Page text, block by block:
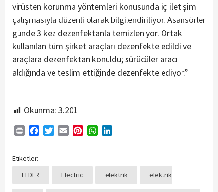
virüsten korunma yöntemleri konusunda iç iletişim
çalışmasıyla düzenli olarak bilgilendiriliyor. Asansörler
günde 3 kez dezenfektanla temizleniyor. Ortak
kullanılan tüm şirket araçları dezenfekte edildi ve
araçlara dezenfektan konuldu; sürücüler aracı
aldığında ve teslim ettiğinde dezenfekte ediyor.”
Okunma: 3.201
Print FacebookTwitterEmail PinterestWhatsApp
Etiketler:
ELDER
Electric elektrik elektrik